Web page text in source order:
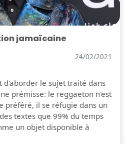
jamaïcaine
24/02/2021
d'aborder le sujet traité dans
prémisse: le reggaeton n'est
préféré, il se réfugie dans un
textes que 99% du temps
un objet disponible à